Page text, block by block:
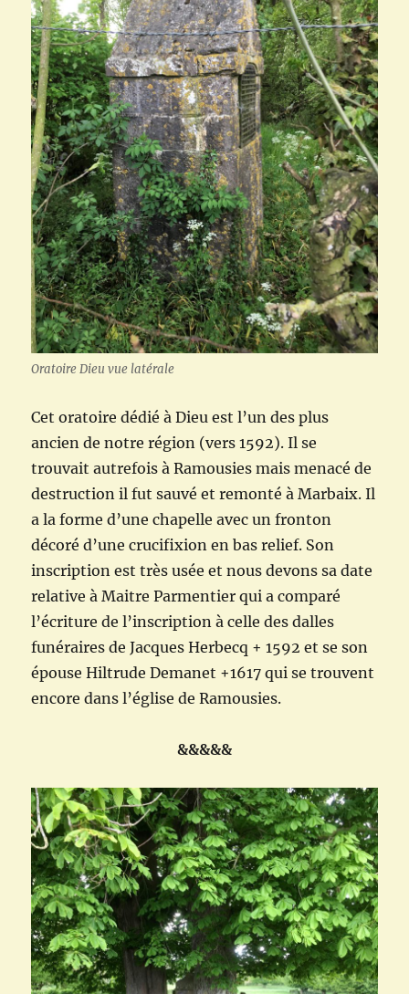
Oratoire Dieu vue latérale
Cet oratoire dédié à Dieu est l’un des plus
ancien de notre région (vers 1592). Il se
trouvait autrefois à Ramousies mais menacé de
destruction il fut sauvé et remonté à Marbaix. Il
a la forme d’une chapelle avec un fronton
décoré d’une crucifixion en bas relief. Son
inscription est très usée et nous devons sa date
relative à Maitre Parmentier qui a comparé
l’écriture de l’inscription à celle des dalles
funéraires de Jacques Herbecq + 1592 et se son
épouse Hiltrude Demanet +1617 qui se trouvent
encore dans l’église de Ramousies.
&&&&&